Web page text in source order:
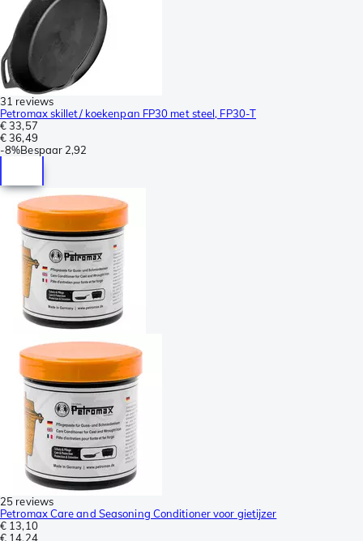
31 reviews
Petromax skillet/ koekenpan FP30 met steel, FP30-T
€ 33,57
€ 36,49
-8%Bespaar 2,92
25 reviews
Petromax Care and Seasoning Conditioner voor gietijzer
€ 13,10
€ 14,24